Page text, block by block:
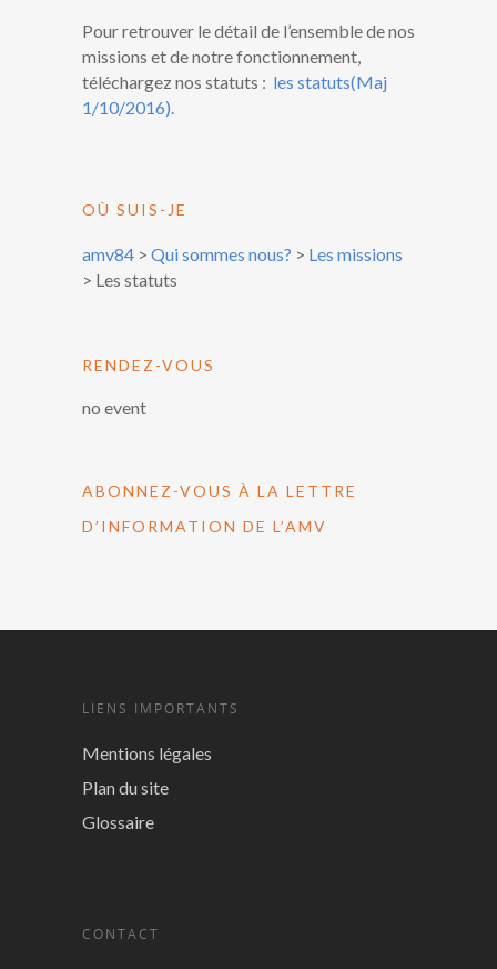
Pour retrouver le détail de l’ensemble de nos
missions et de notre fonctionnement,
téléchargez nos statuts : les statuts(Maj
1/10/2016).
OÙ SUIS-JE
amv84 > Qui sommes nous? > Les missions
> Les statuts
RENDEZ-VOUS
no event
ABONNEZ-VOUS À LA LETTRE
D’INFORMATION DE L’AMV
LIENS IMPORTANTS
Mentions légales
Plan du site
Glossaire
CONTACT